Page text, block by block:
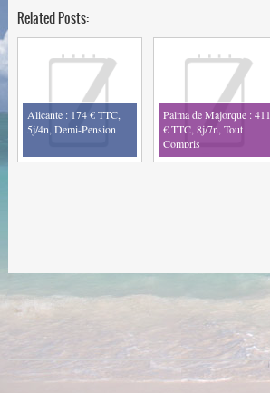
Related Posts:
Alicante : 174 € TTC,
5j/4n, Demi-Pension
Palma de Majorque : 411
€ TTC, 8j/7n, Tout
Compris